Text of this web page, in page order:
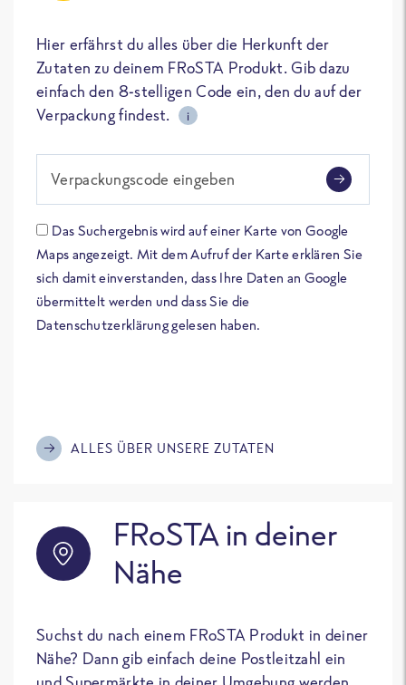
Hier erfährst du alles über die Herkunft der
Zutaten zu deinem FRoSTA Produkt. Gib dazu
einfach den 8-stelligen Code ein, den du auf der
Verpackung findest.
i
Verpackungscode eingeben
Das Suchergebnis wird auf einer Karte von Google
Maps angezeigt. Mit dem Aufruf der Karte erklären Sie
sich damit einverstanden, dass Ihre Daten an Google
übermittelt werden und dass Sie die
Datenschutzerklärung gelesen haben.
ALLES ÜBER UNSERE ZUTATEN
FRoSTA in deiner
Nähe
Suchst du nach einem FRoSTA Produkt in deiner
Nähe? Dann gib einfach deine Postleitzahl ein